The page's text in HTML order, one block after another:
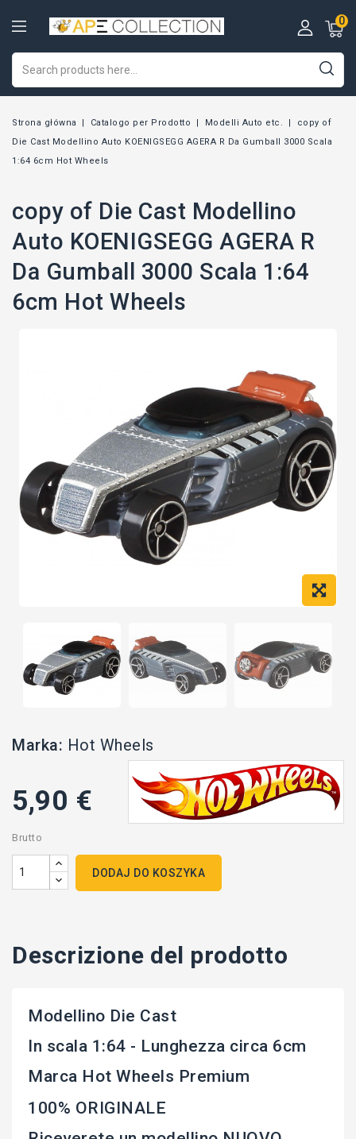
0
Strona główna Catalogo per Prodotto Modelli Auto etc.
copy of
Die Cast Modellino Auto KOENIGSEGG AGERA R Da Gumball 3000 Scala
1:64 6cm Hot Wheels
copy of Die Cast Modellino
Auto KOENIGSEGG AGERA R
Da Gumball 3000 Scala 1:64
6cm Hot Wheels
Marka: Hot Wheels
5,90 €
Brutto
DODAJ DO KOSZYKA
Descrizione del prodotto
Modellino Die Cast
In scala 1:64 - Lunghezza circa 6cm
Marca Hot Wheels Premium
100% ORIGINALE